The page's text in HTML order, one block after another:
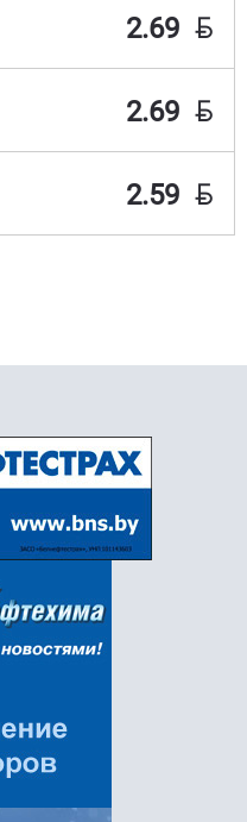
2.69 BYN
2.69 BYN
2.59 BYN